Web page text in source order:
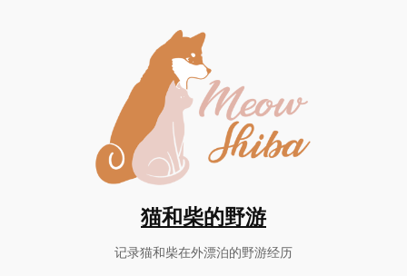
猫和柴的野游
记录猫和柴在外漂泊的野游经历